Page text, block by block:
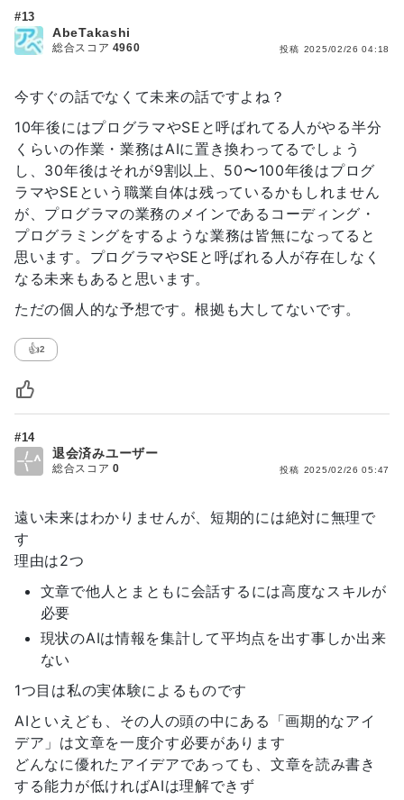
#13
AbeTakashi
総合スコア 4960 投稿 2025/02/26 04:18
今すぐの話でなくて未来の話ですよね？
10年後にはプログラマやSEと呼ばれてる人がやる半分
くらいの作業・業務はAIに置き換わってるでしょう
し、30年後はそれが9割以上、50〜100年後はプログ
ラマやSEという職業自体は残っているかもしれません
が、プログラマの業務のメインであるコーディング・
プログラミングをするような業務は皆無になってると
思います。プログラマやSEと呼ばれる人が存在しなく
なる未来もあると思います。
ただの個人的な予想です。根拠も大してないです。
👍2
#14
退会済みユーザー
総合スコア 0 投稿 2025/02/26 05:47
遠い未来はわかりませんが、短期的には絶対に無理で
す
理由は2つ
文章で他人とまともに会話するには高度なスキルが
必要
現状のAIは情報を集計して平均点を出す事しか出来
ない
1つ目は私の実体験によるものです
AIといえども、その人の頭の中にある「画期的なアイ
デア」は文章を一度介す必要があります
どんなに優れたアイデアであっても、文章を読み書き
する能力が低ければAIは理解できず